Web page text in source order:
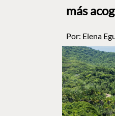
más
Por: Elena